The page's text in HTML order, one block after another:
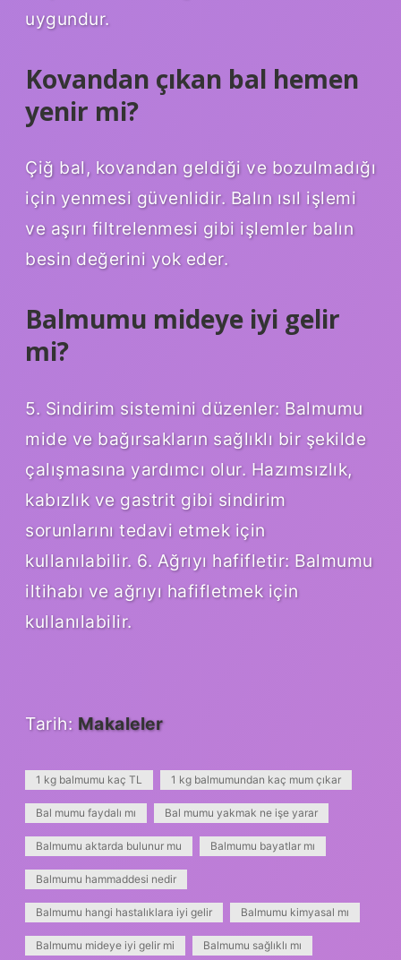
uygundur.
Kovandan çıkan bal hemen
yenir mi?
Çiğ bal, kovandan geldiği ve bozulmadığı
için yenmesi güvenlidir. Balın ısıl işlemi
ve aşırı filtrelenmesi gibi işlemler balın
besin değerini yok eder.
Balmumu mideye iyi gelir
mi?
5. Sindirim sistemini düzenler: Balmumu
mide ve bağırsakların sağlıklı bir şekilde
çalışmasına yardımcı olur. Hazımsızlık,
kabızlık ve gastrit gibi sindirim
sorunlarını tedavi etmek için
kullanılabilir. 6. Ağrıyı hafifletir: Balmumu
iltihabı ve ağrıyı hafifletmek için
kullanılabilir.
Tarih: Makaleler
1 kg balmumu kaç TL 1 kg balmumundan kaç mum çıkar
Bal mumu faydalı mı Bal mumu yakmak ne işe yarar
Balmumu aktarda bulunur mu Balmumu bayatlar mı
Balmumu hammaddesi nedir
Balmumu hangi hastalıklara iyi gelir Balmumu kimyasal mı
Balmumu mideye iyi gelir mi Balmumu sağlıklı mı